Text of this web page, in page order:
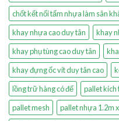
chốt kết nối tấm nhựa làm sân
khay nhựa cao duy tân
khay
khay phụ tùng cao duy tân
khay đựng ốc vít duy tân cao
lồng trữ hàng có đế
pallet
pallet mesh
pallet nhựa 1.2m